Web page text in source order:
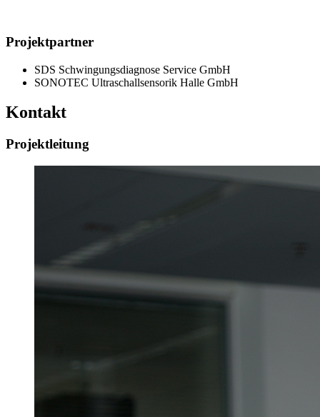
Projektpartner
SDS Schwingungsdiagnose Service GmbH
SONOTEC Ultraschallsensorik Halle GmbH
Kontakt
Projektleitung